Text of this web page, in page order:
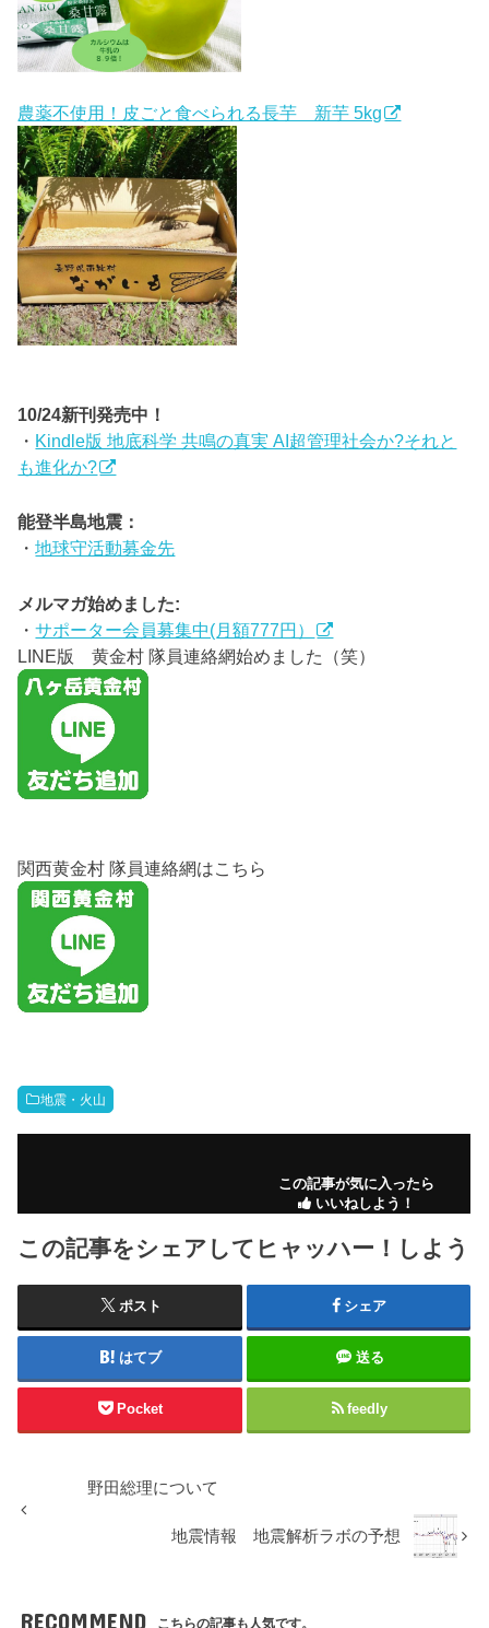
農薬不使用！皮ごと食べられる長芋 新芋 5kg
10/24新刊発売中！
・ Kindle版 地底科学 共鳴の真実 AI超管理社会か?それと
も進化か?
能登半島地震：
・地球守活動募金先
メルマガ始めました:
・サポーター会員募集中(月額777円）
LINE版 黄金村 隊員連絡網始めました（笑）
関西黄金村 隊員連絡網はこちら
地震・火山
この記事が気に入ったら
いいねしよう！
この記事をシェアしてヒャッハー！しよう
ポスト シェア
はてブ 送る
Pocket feedly
野田総理について
地震情報 地震解析ラボの予想
RECOMMEND こちらの記事も人気です。